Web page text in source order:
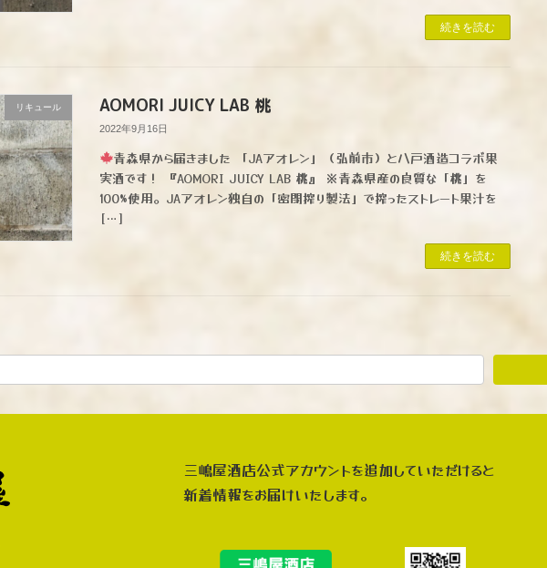
続きを読む
リキュール AOMORI JUICY LAB 桃
2022年9月16日
青森県から届きました 「JAアオレン」（弘前市）と八戸酒造コラボ果
実酒です！ 『AOMORI JUICY LAB 桃』 ※青森県産の良質な「桃」を
100%使用。JAアオレン独自の「密閉搾り製法」で搾ったストレート果汁を
[…]
続きを読む
三嶋屋酒店公式アカウントを追加していただけると
新着情報をお届けいたします。